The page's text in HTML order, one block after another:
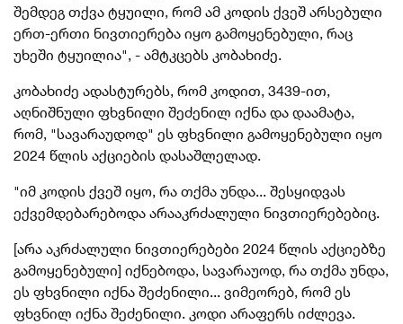
შემდეგ თქვა ტყუილი, რომ ამ კოდის ქვეშ არსებული
ერთ-ერთი ნივთიერება იყო გამოყენებული, რაც
უხეში ტყუილია", - ამტკცებს კობახიძე.
კობახიძე ადასტურებს, რომ კოდით, 3439-ით,
აღნიშნული ფხვნილი შეძენილ იქნა და დაამატა,
რომ, "სავარაუდოდ" ეს ფხვნილი გამოყენებული იყო
2024 წლის აქციების დასაშლელად.
"იმ კოდის ქვეშ იყო, რა თქმა უნდა... შესყიდვას
ექვემდებარებოდა არააკრძალული ნივთიერებებიც.
[არა აკრძალული ნივთიერებები 2024 წლის აქციებზე
გამოყენებული] იქნებოდა, სავარაუოდ, რა თქმა უნდა,
ეს ფხვნილი იქნა შეძენილი... ვიმეორებ, რომ ეს
ფხვნილ იქნა შეძენილი. კოდი არაფერს იძლევა.